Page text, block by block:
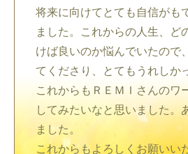
将来に向けてとても自信がも
ました。これからの人生、ど
けば良いのか悩んでいたので
てくださり、とてもうれしか
これからもＲＥＭＩさんのワ
してみたいなと思いました。
ました。
これからもよろしくお願いい